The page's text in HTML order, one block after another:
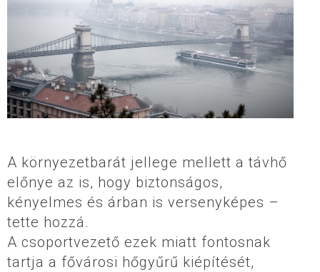
A környezetbarát jellege mellett a távhő
előnye az is, hogy biztonságos,
kényelmes és árban is versenyképes –
tette hozzá.
A csoportvezető ezek miatt fontosnak
tartja a fővárosi hőgyűrű kiépítését,